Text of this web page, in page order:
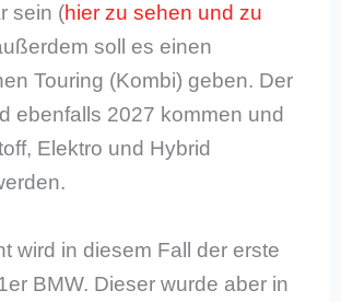
sein (hier zu sehen und zu
soll es einen
Touring (Kombi) geben. Der
ebenfalls 2027 kommen und
Elektro und Hybrid
wird in diesem Fall der erste
BMW. Dieser wurde aber in